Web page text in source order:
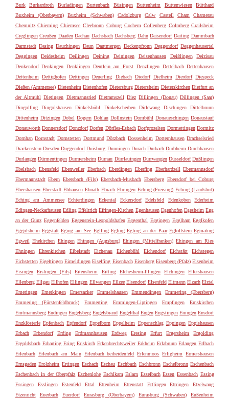
Burk
Burkardroth Burladingen Burtenbach Büsingen Buttenheim Buttenwiesen
Bütthard
Buxheim (Oberbayern)
Buxheim (Schwaben) Cadolzburg Calw Castell Cham
Chamerau
Chemnitz Chieming Chiemsee Cleebronn Coburg Cochem Collenberg Colmberg Crailsheim
Creglingen Creußen Daaden Dachau Dachsbach Dachsberg Dahn Daisendorf Daiting Dammbach
Darmstadt Dasing Dauchingen Daun Dautmergen Deckenpfronn Deggendorf Deggenhausertal
Deggingen
Deidesheim Deilingen Deining Deiningen Deisenhausen Deißlingen
Deizisau
Denkendorf Denkingen Denklingen Dentlein am Forst Denzlingen Dettelbach Dettenhausen
Dettenheim
Dettighofen Dettingen Deuerling Diebach Diedorf Dielheim Dierdorf Diespeck
Dießen (Ammersee) Dietenheim Dietenhofen Dietersburg Dietersheim Dieterskirchen Dietfurt an
der Altmühl Dietingen Dietmannsried Dietramszell Diez Dillingen (Donau) Dillingen (Saar)
Dingolfing
Dingolshausen Dinkelsbühl Dinkelscherben Dirlewang Dischingen
Dittelbrunn
Dittenheim Ditzingen Dobel Dogern Döhlau Dollnstein Dombühl Donaueschingen Donaustauf
Donauwörth Donnersdorf Donzdorf Dorfen Dörfles-Esbach Dorfprozelten Dormettingen Dormitz
Dornhan Dornstadt Dornstetten Dortmund Dörzbach Dossenheim Dotternhausen Drachselsried
Drackenstein Dresden Duggendorf Duisburg Dunningen Durach Durbach Dürbheim Durchhausen
Durlangen Dürmentingen Durmersheim Dürnau Dürrlauingen Dürrwangen Düsseldorf Dußlingen
Ebelsbach Ebensfeld Ebenweiler Eberbach Eberdingen Eberfing Eberhardzell Ebermannsdorf
Ebermannstadt Ebern Ebersbach (Fils) Ebersbach-Musbach Ebersberg Ebersdorf bei Coburg
Ebershausen Eberstadt Ebhausen Ebnath Ebrach Ebringen Eching (Freising) Eching (Landshut)
Eching am Ammersee
Echterdingen Eckental Eckersdorf Edelsfeld Edenkoben
Ederheim
Edingen-Neckarhausen Edling Effeltrich Efringen-Kirchen Egenhausen Egenhofen Egesheim Egg
an der Günz Eggenfelden Eggenstein-Leopoldshafen Eggenthal Eggingen Egglham Egglkofen
Eggolsheim Eggstätt Eging am See Eglfing Egling Egling an der Paar Egloffstein Egmating
Egweil Ehekirchen Ehingen Ehingen (Augsburg) Ehingen (Mittelfranken) Ehingen am Ries
Ehningen
Ehrenkirchen Eibelstadt Eichenau Eichenbühl Eichendorf Eichstätt
Eichstegen
Eichstetten Eigeltingen Eimeldingen Eiselfing Eisenbach Eisenberg Eisenberg (Pfalz) Eisenheim
Eisingen
Eislingen (Fils) Eitensheim Eitting Elchesheim-Illingen Elchingen
Elfershausen
Ellenberg Ellgau Ellhofen Ellingen Ellwangen Ellzee Elsendorf Elsenfeld Eltmann Elzach Elztal
Emeringen
Emerkingen Emersacker Emmelshausen Emmendingen
Emmering (Ebersberg)
Emmering (Fürstenfeldbruck)
Emmerting Emmingen-Liptingen Empfingen
Emskirchen
Emtmannsberg Endingen Engelsberg Engelsbrand Engelthal Engen Engstingen Eningen Ensdorf
Enzklösterle Epfenbach Epfendorf Eppelborn Eppelheim Eppenschlag Eppingen Eppishausen
Erbach
Erbendorf Erding Erdmannhausen Erdweg Eresing Erfurt Ergersheim
Ergolding
Ergoldsbach Erharting Ering Eriskirch Erkenbrechtsweiler Erkheim Erlabrunn Erlangen Erlbach
Erlenbach Erlenbach am Main Erlenbach beiheidenfeld Erlenmoos Erligheim
Ermershausen
Ernsgaden Erolzheim Ertingen Eschach Eschau Eschbach Eschbronn Eschelbronn Eschenbach
Eschenbach in der Oberpfalz Eschenlohe Eschlkam Eslarn Esselbach Essen Essenbach Essing
Essingen
Esslingen Estenfeld Ettal Ettenheim Ettenstatt Ettlingen Ettringen
Etzelwang
Etzenricht
Euerbach Euerdorf Eurasburg (Oberbayern) Eurasburg (Schwaben)
Eußenheim